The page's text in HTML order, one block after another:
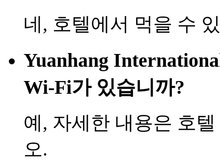
네, 호텔에서 먹을 수
Yuanhang
Wi-Fi가 있습니까?
예, 자세한 내용은 호
오.